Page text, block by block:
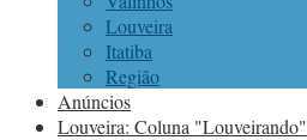
Louveira
Itatiba
Região
Anúncios
Louveira: Coluna "Louveirando"